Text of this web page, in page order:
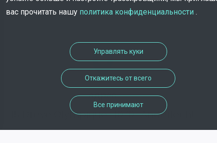
адрес
15 Drève Olympique , 1070 , Anderlecht
вас прочитать нашу политика конфиденциальности .
Управлять куки
Откажитесь от всего
Все принимают